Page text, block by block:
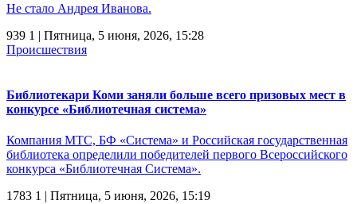
Не стало Андрея Иванова.
939 1 | Пятница, 5 июня, 2026, 15:28
Происшествия
Библиотекари Коми заняли больше всего призовых мест в
конкурсе «Библиотечная система»
Компания МТС, БФ «Система» и Российская государственная
библиотека определили победителей первого Всероссийского
конкурса «Библиотечная Система».
1783 1 | Пятница, 5 июня, 2026, 15:19